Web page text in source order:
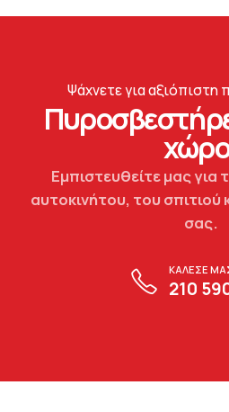
Ψάχνετε για
Εμπιστευθείτε μας για
αυτοκινήτου, του σπιτιού
σας.
ΚΑΛΕΣΕ
210